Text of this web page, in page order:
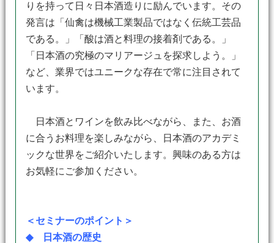
りを持って日々日本酒造りに励んでいます。その
発言は「仙禽は機械工業製品ではなく伝統工芸品
である。」「酸は酒と料理の接着剤である。」
「日本酒の究極のマリアージュを探求しよう。」
など、業界ではユニークな存在で常に注目されて
います。
日本酒とワインを飲み比べながら、また、お酒
に合うお料理を楽しみながら、日本酒のアカデミ
ックな世界をご紹介いたします。興味のある方は
お気軽にご参加ください。
＜セミナーのポイント＞
◆ 日本酒の歴史